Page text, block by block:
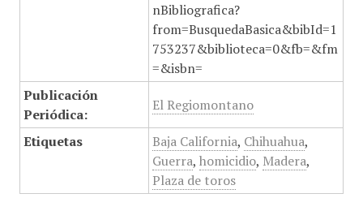
nBibliografica?
from=BusquedaBasica&bibId=1
753237&biblioteca=0&fb=&fm
=&isbn=
Publicación
Periódica:
El Regiomontano
Etiquetas Baja California, Chihuahua,
Guerra, homicidio, Madera,
Plaza de toros